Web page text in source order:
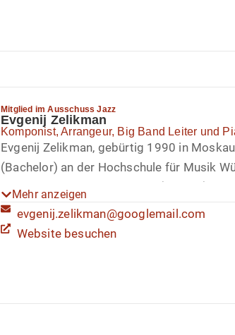
Mitglied im Ausschuss Jazz
Evgenij Zelikman
Komponist, Arrangeur, Big Band Leiter und
Evgenij Zelikman, gebürtig 1990 in
(Bachelor) an der Hochschule für Musik
Komposition & Arrangement (Master) an
Nürnberg. Im Rahmen dessen gründete er
´OUMUAMUA ORCHESTRA. Regelmäßige
Mehr anzeigen
evgenij.zelikman@googlemail.com
Website besuchen